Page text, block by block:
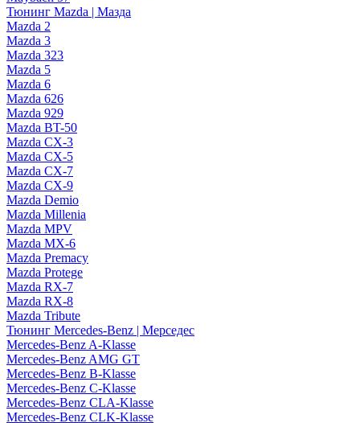
Тюнинг Mazda | Мазда
Mazda 2
Mazda 3
Mazda 323
Mazda 5
Mazda 6
Mazda 626
Mazda 929
Mazda BT-50
Mazda CX-3
Mazda CX-5
Mazda CX-7
Mazda CX-9
Mazda Demio
Mazda Millenia
Mazda MPV
Mazda MX-6
Mazda Premacy
Mazda Protege
Mazda RX-7
Mazda RX-8
Mazda Tribute
Тюнинг Mercedes-Benz | Мерседес
Mercedes-Benz A-Klasse
Mercedes-Benz AMG GT
Mercedes-Benz B-Klasse
Mercedes-Benz C-Klasse
Mercedes-Benz CLA-Klasse
Mercedes-Benz CLK-Klasse